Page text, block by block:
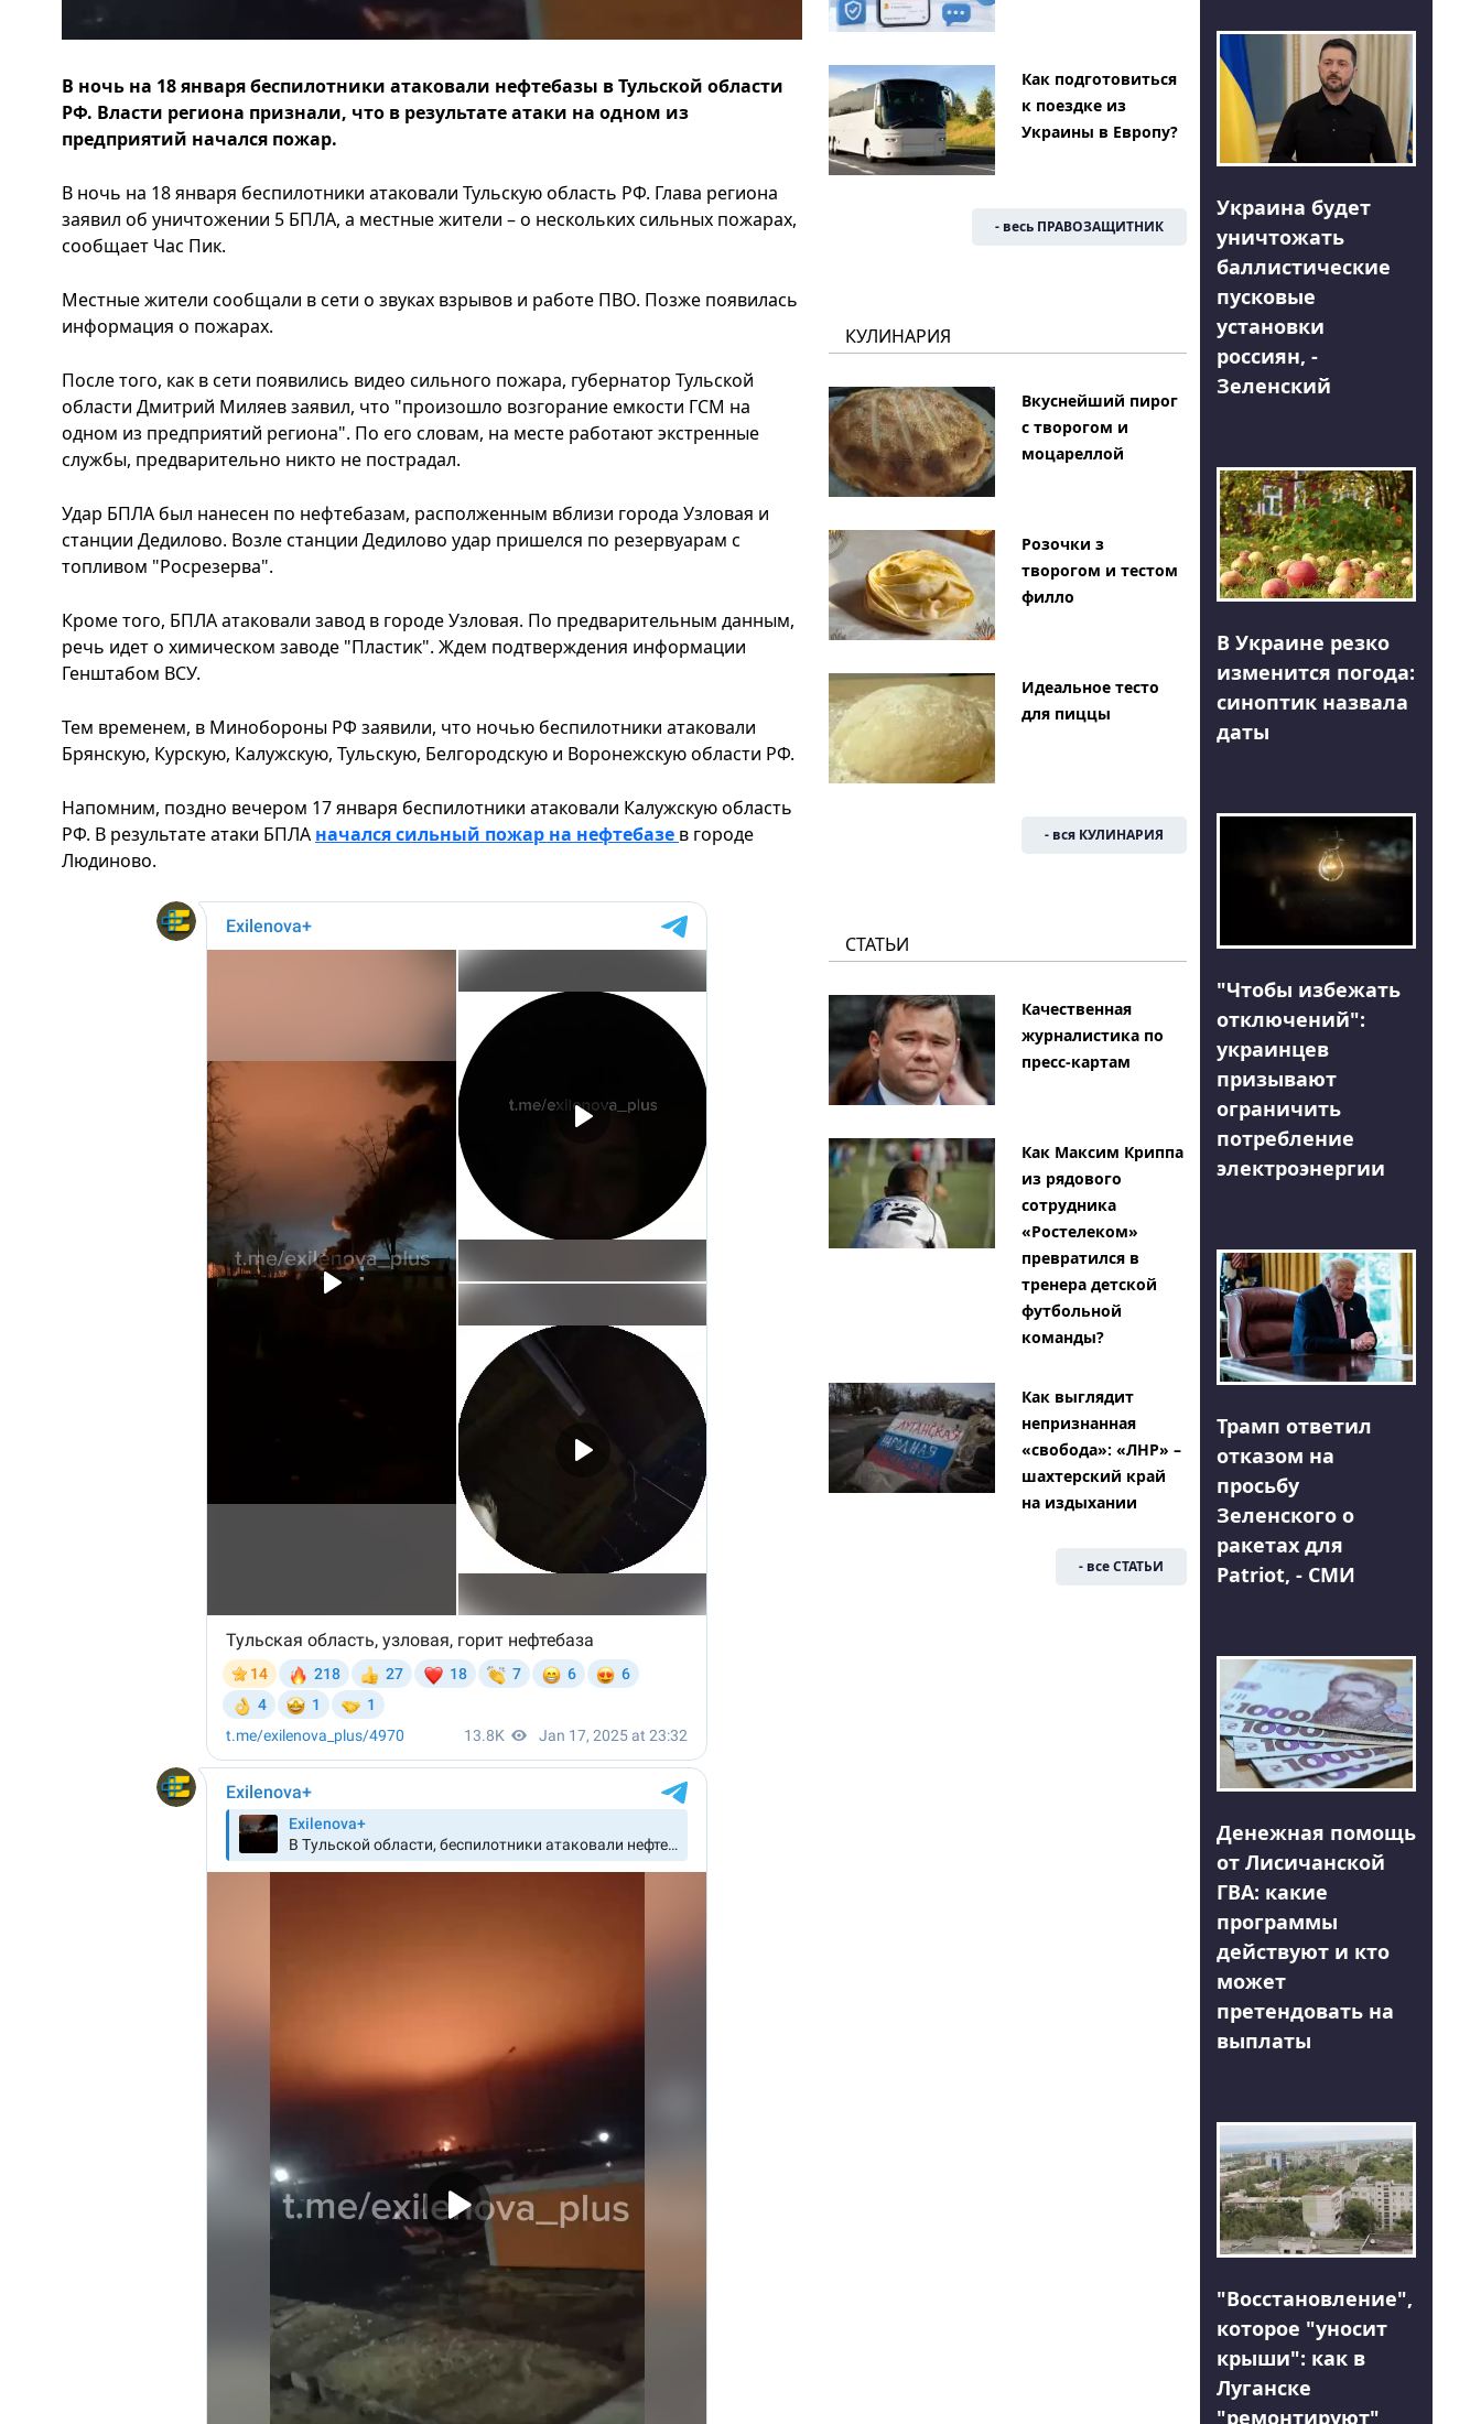
В ночь на 18 января беспилотники атаковали нефтебазы в Тульской области
РФ. Власти региона признали, что в результате атаки на одном из
предприятий начался пожар.
В ночь на 18 января беспилотники атаковали Тульскую область РФ. Глава региона
заявил об уничтожении 5 БПЛА, а местные жители – о нескольких сильных пожарах,
сообщает Час Пик.
Местные жители сообщали в сети о звуках взрывов и работе ПВО. Позже появилась
информация о пожарах.
После того, как в сети появились видео сильного пожара, губернатор Тульской
области Дмитрий Миляев заявил, что "произошло возгорание емкости ГСМ на
одном из предприятий региона". По его словам, на месте работают экстренные
службы, предварительно никто не пострадал.
Удар БПЛА был нанесен по нефтебазам, располженным вблизи города Узловая и
станции Дедилово. Возле станции Дедилово удар пришелся по резервуарам с
топливом "Росрезерва".
Кроме того, БПЛА атаковали завод в городе Узловая. По предварительным данным,
речь идет о химическом заводе "Пластик". Ждем подтверждения информации
Генштабом ВСУ.
Тем временем, в Минобороны РФ заявили, что ночью беспилотники атаковали
Брянскую, Курскую, Калужскую, Тульскую, Белгородскую и Воронежскую области РФ.
Напомним, поздно вечером 17 января беспилотники атаковали Калужскую область
РФ. В результате атаки БПЛА начался сильный пожар на нефтебазе в городе
Людиново.
Как подготовиться
к поездке из
Украины в Европу?
- весь ПРАВОЗАЩИТНИК
КУЛИНАРИЯ
Вкуснейший пирог
с творогом и
моцареллой
Розочки з
творогом и тестом
филло
Идеальное тесто
для пиццы
- вся КУЛИНАРИЯ
СТАТЬИ
Качественная
журналистика по
пресс-картам
Как Максим Криппа
из рядового
сотрудника
«Ростелеком»
превратился в
тренера детской
футбольной
команды?
Как выглядит
непризнанная
«свобода»: «ЛНР» –
шахтерский край
на издыхании
- все СТАТЬИ
Украина будет
уничтожать
баллистические
пусковые
установки
россиян, -
Зеленский
В Украине резко
изменится погода:
синоптик назвала
даты
"Чтобы избежать
отключений":
украинцев
призывают
ограничить
потребление
электроэнергии
Трамп ответил
отказом на
просьбу
Зеленского о
ракетах для
Patriot, - СМИ
Денежная помощь
от Лисичанской
ГВА: какие
программы
действуют и кто
может
претендовать на
выплаты
"Восстановление",
которое "уносит
крыши": как в
Луганске
"ремонтируют"